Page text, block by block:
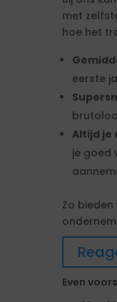
met
hoe het
eerste
Altijd je
je goed
Zo
Even